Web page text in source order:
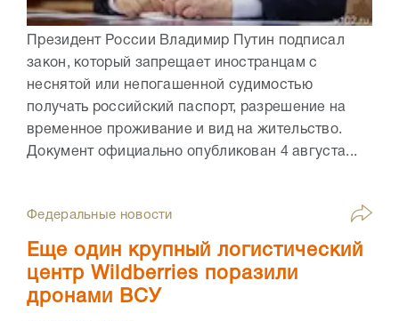
Президент России Владимир Путин подписал
закон, который запрещает иностранцам с
неснятой или непогашенной судимостью
получать российский паспорт, разрешение на
временное проживание и вид на жительство.
Документ официально опубликован 4 августа...
Федеральные новости
Еще один крупный логистический
центр Wildberries поразили
дронами ВСУ